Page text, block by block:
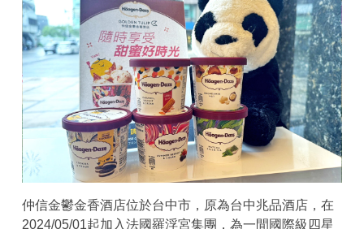
仲信金鬱金香酒店位於台中市，原為台中兆品酒店，在
2024/05/01起加入法國羅浮宮集團，為一間國際級四星